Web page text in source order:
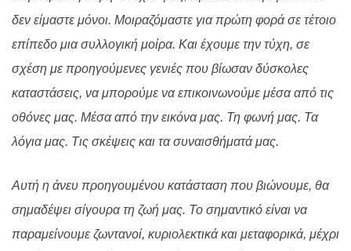
δεν είμαστε μόνοι. Μοιραζόμαστε για πρώτη φορά σε τέτοιο
επίπεδο μια συλλογική μοίρα. Και έχουμε την τύχη, σε
σχέση με προηγούμενες γενιές που βίωσαν δύσκολες
καταστάσεις, να μπορούμε να επικοινωνούμε μέσα από τις
οθόνες μας. Μέσα από την εικόνα μας. Τη φωνή μας. Τα
λόγια μας. Τις σκέψεις και τα συναισθήματά μας.
Αυτή η άνευ προηγουμένου κατάσταση που βιώνουμε, θα
σημαδέψει σίγουρα τη ζωή μας. Το σημαντικό είναι να
παραμείνουμε ζωντανοί, κυριολεκτικά και μεταφορικά, μέχρι